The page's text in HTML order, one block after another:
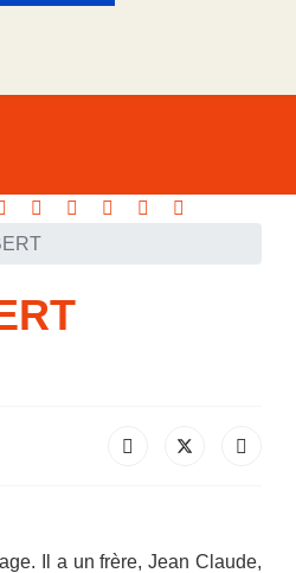
Il a un frère, Jean Claude,